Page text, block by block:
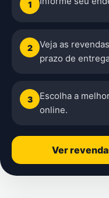
1
2
Veja as
prazo de
3
Escolha a
online.
Ver